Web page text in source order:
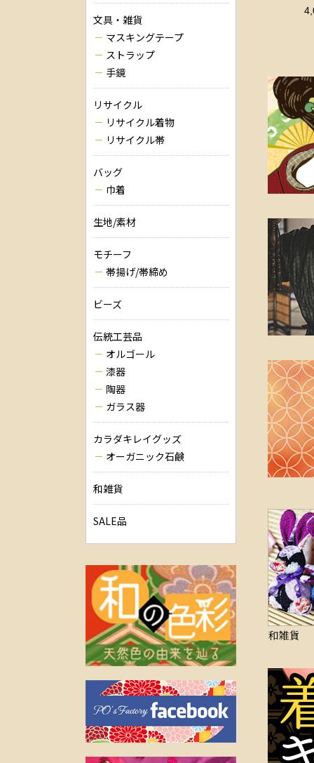
和雑貨
文具・雑貨
マスキングテープ
ストラップ
手鏡
リサイクル
リサイクル着物
リサイクル帯
バッグ
巾着
生地/素材
モチーフ
帯揚げ/帯締め
ビーズ
伝統工芸品
オルゴール
漆器
陶器
ガラス器
カラダキレイグッズ
オーガニック石鹸
和雑貨
SALE品